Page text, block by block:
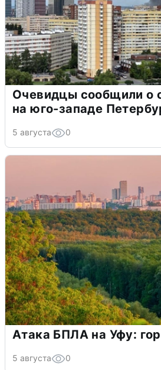
Очевидцы сообщили о
на юго-западе
5 августа 0
Атака БПЛА на Уфу:
5 августа 0